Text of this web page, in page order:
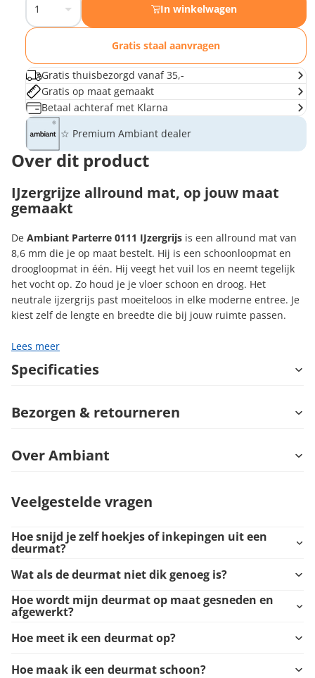
In winkelwagen
Gratis staal aanvragen
Gratis thuisbezorgd vanaf 35,-
Gratis op maat gemaakt
Betaal achteraf met Klarna
☆ Premium Ambiant dealer
Over dit product
Lees meer
IJzergrijze allround mat, op jouw maat
gemaakt
De Ambiant Parterre 0111 IJzergrijs is een allround mat van
8,6 mm die je op maat bestelt. Hij is een schoonloopmat en
droogloopmat in één. Hij veegt het vuil los en neemt tegelijk
het vocht op. Zo houd je je vloer schoon en droog. Het
neutrale ijzergrijs past moeiteloos in elke moderne entree. Je
kiest zelf de lengte en breedte die bij jouw ruimte passen.
Specificaties
Bezorgen & retourneren
Over Ambiant
Veelgestelde vragen
Hoe snijd je zelf hoekjes of inkepingen uit een
deurmat?
Wat als de deurmat niet dik genoeg is?
Hoe wordt mijn deurmat op maat gesneden en
afgewerkt?
Hoe meet ik een deurmat op?
Hoe maak ik een deurmat schoon?